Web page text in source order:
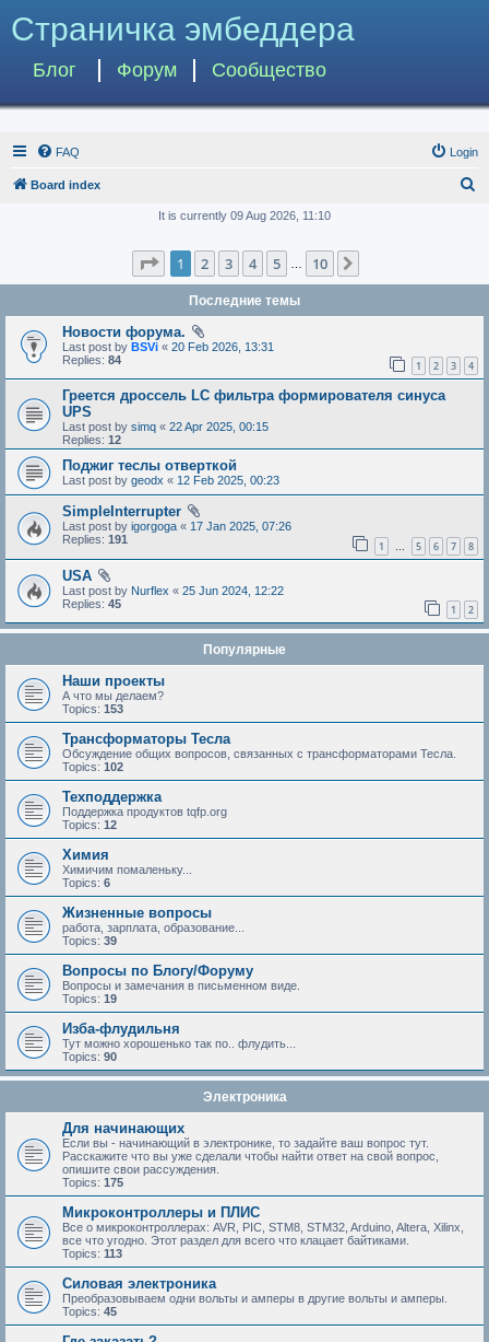
Страничка эмбеддера
Блог Форум Сообщество
FAQ Login
Board index
c
h
It is currently 09 Aug 2026, 11:10
Page 1of 10
1 2 3 4 5 10
Последние темы
Новости форума.
Last post by BSVi « 20 Feb 2026, 13:31
Replies: 84 1 2 3 4
Греется дроссель LC фильтра формирователя синуса
UPS
Last post by simq « 22 Apr 2025, 00:15
Replies: 12
Поджиг теслы отверткой
Last post by geodx « 12 Feb 2025, 00:23
SimpleInterrupter
Last post by igorgoga « 17 Jan 2025, 07:26
Replies: 191 1 … 5 6 7 8
USA
Last post by Nurflex « 25 Jun 2024, 12:22
Replies: 45 1 2
Популярные
Наши проекты
А что мы делаем?
Topics: 153
Трансформаторы Тесла
Обсуждение общих вопросов, связанных с трансформаторами Тесла.
Topics: 102
Техподдержка
Поддержка продуктов tqfp.org
Topics: 12
Химия
Химичим помаленьку...
Topics: 6
Жизненные вопросы
работа, зарплата, образование...
Topics: 39
Вопросы по Блогу/Форуму
Вопросы и замечания в письменном виде.
Topics: 19
Изба-флудильня
Тут можно хорошенько так по.. флудить...
Topics: 90
Электроника
Для начинающих
Если вы - начинающий в электронике, то задайте ваш вопрос тут.
Расскажите что вы уже сделали чтобы найти ответ на свой вопрос,
опишите свои рассуждения.
Topics: 175
Микроконтроллеры и ПЛИС
Все о микроконтроллерах: AVR, PIC, STM8, STM32, Arduino, Altera, Xilinx,
все что угодно. Этот раздел для всего что клацает байтиками.
Topics: 113
Силовая электроника
Преобразовываем одни вольты и амперы в другие вольты и амперы.
Topics: 45